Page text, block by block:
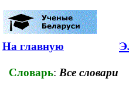
На главную
Словарь: Все словари